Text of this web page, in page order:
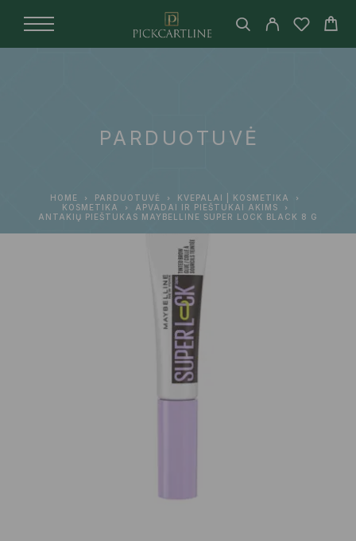
PARDUOTUVĖ
HOME PARDUOTUVĖ
KVEPALAI | KOSMETIKA
KOSMETIKA
APVADAI IR PIEŠTUKAI AKIMS
ANTAKIŲ PIEŠTUKAS MAYBELLINE SUPER LOCK BLACK 8 G